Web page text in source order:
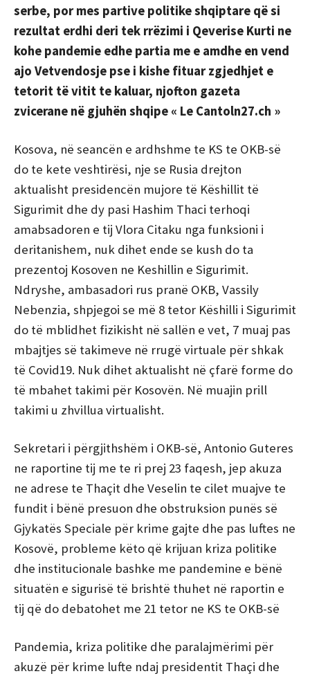
serbe, por mes partive politike shqiptare që si
rezultat erdhi deri tek rrëzimi i Qeverise Kurti ne
kohe pandemie edhe partia me e amdhe en vend
ajo Vetvendosje pse i kishe fituar zgjedhjet e
tetorit të vitit te kaluar, njofton gazeta
zvicerane në gjuhën shqipe « Le Cantoln27.ch »
Kosova, në seancën e ardhshme te KS te OKB-së
do te kete veshtirësi, nje se Rusia drejton
aktualisht presidencën mujore të Këshillit të
Sigurimit dhe dy pasi Hashim Thaci terhoqi
amabsadoren e tij Vlora Citaku nga funksioni i
deritanishem, nuk dihet ende se kush do ta
prezentoj Kosoven ne Keshillin e Sigurimit.
Ndryshe, ambasadori rus pranë OKB, Vassily
Nebenzia, shpjegoi se më 8 tetor Këshilli i Sigurimit
do të mblidhet fizikisht në sallën e vet, 7 muaj pas
mbajtjes së takimeve në rrugë virtuale për shkak
të Covid19. Nuk dihet aktualisht në çfarë forme do
të mbahet takimi për Kosovën. Në muajin prill
takimi u zhvillua virtualisht.
Sekretari i përgjithshëm i OKB-së, Antonio Guteres
ne raportine tij me te ri prej 23 faqesh, jep akuza
ne adrese te Thaçit dhe Veselin te cilet muajve te
fundit i bënë presuon dhe obstruksion punës së
Gjykatës Speciale për krime gajte dhe pas luftes ne
Kosovë, probleme këto që krijuan kriza politike
dhe institucionale bashke me pandemine e bënë
situatën e sigurisë të brishtë thuhet në raportin e
tij që do debatohet me 21 tetor ne KS te OKB-së
Pandemia, kriza politike dhe paralajmërimi për
akuzë për krime lufte ndaj presidentit Thaçi dhe